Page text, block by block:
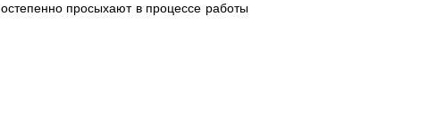
просыхают в процессе работы